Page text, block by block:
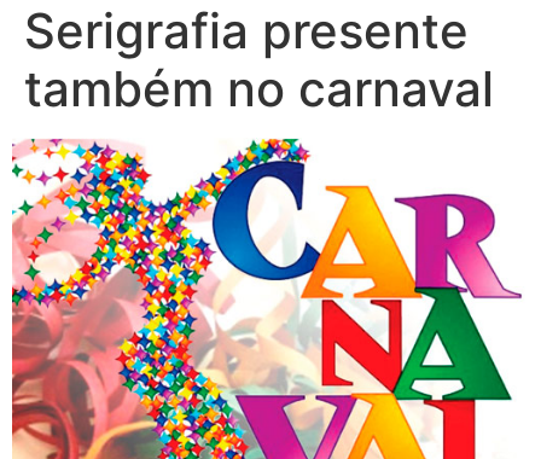
Serigrafia presente
também no carnaval